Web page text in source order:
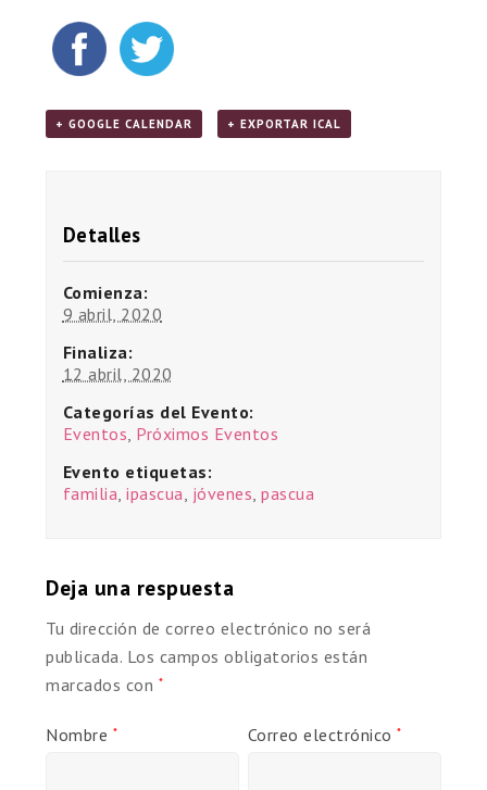
+ GOOGLE CALENDAR + EXPORTAR ICAL
Detalles
Comienza:
9 abril, 2020
Finaliza:
12 abril, 2020
Categorías del Evento:
Eventos Próximos Eventos
Evento etiquetas:
familia ,ipascua jóvenes ,pascua
Deja una respuesta
Tu dirección de correo electrónico no será
publicada. Los campos obligatorios están
marcados con *
Nombre * Correo electrónico*